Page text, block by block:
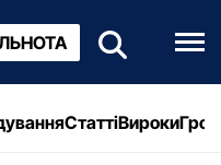
СтаттіВироки